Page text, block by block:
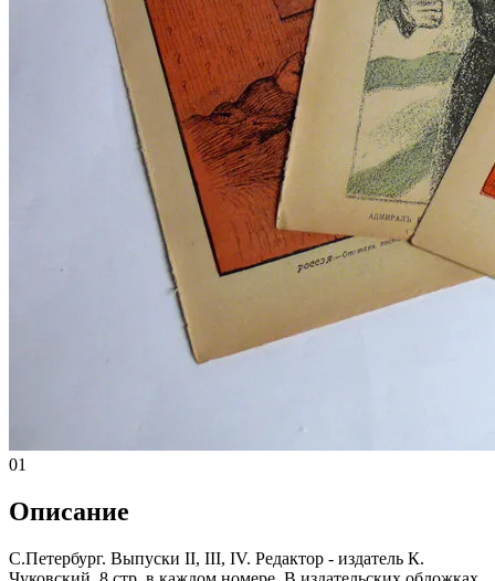
01
Описание
С.Петербург. Выпуски II, III, IV. Редактор - издатель К.